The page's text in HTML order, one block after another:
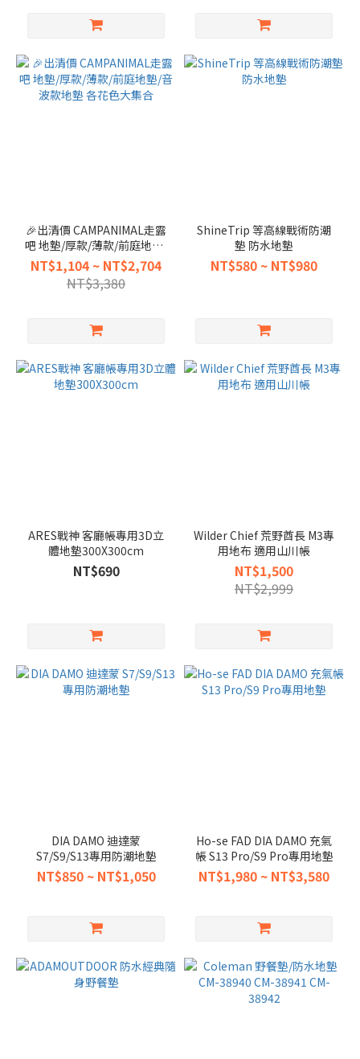
🎉出清價 CAMPANIMAL走露
吧 地墊/厚款/薄款/前庭地墊/
音波款地墊 各花色大集合
NT$1,104 ~ NT$2,704
NT$3,380
ShineTrip 等高線戰術防潮
墊 防水地墊
NT$580 ~ NT$980
ARES戰神 客廳帳專用3D立
體地墊300X300cm
NT$690
Wilder Chief 荒野酋長 M3專
用地布 適用山川帳
NT$1,500
NT$2,999
DIA DAMO 迪達蒙
S7/S9/S13專用防潮地墊
NT$850 ~ NT$1,050
Ho-se FAD DIA DAMO 充氣
帳 S13 Pro/S9 Pro專用地墊
NT$1,980 ~ NT$3,580